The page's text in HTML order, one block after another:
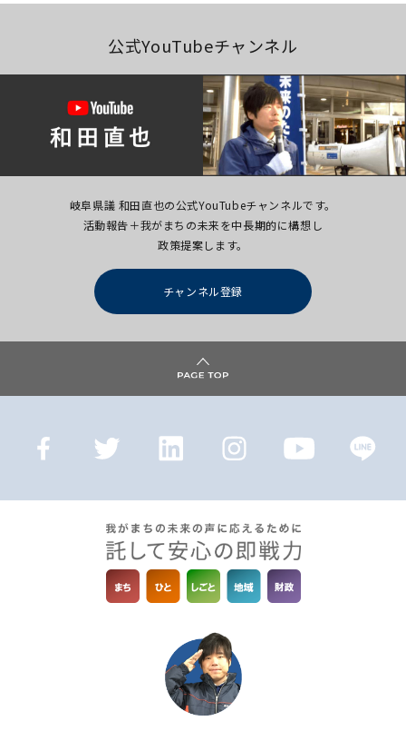
公式YouTubeチャンネル
岐阜県議 和田直也の公式YouTubeチャンネルです。
活動報告＋我がまちの未来を中長期的に構想し
政策提案します。
チャンネル登録